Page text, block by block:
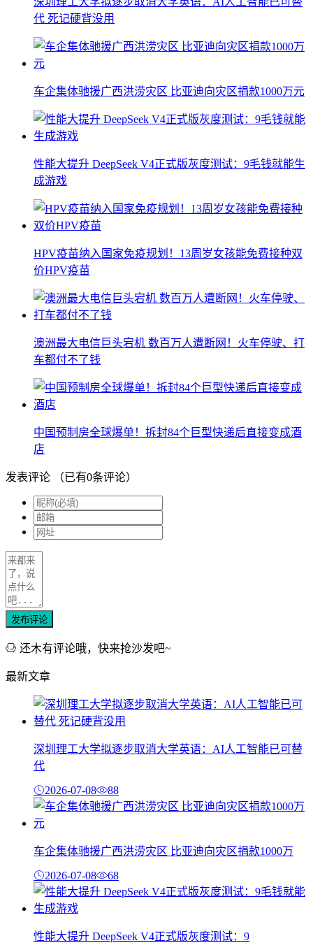
代 死记硬背没用
车企集体驰援广西洪涝灾区 比亚迪向灾区捐款1000万元
性能大提升 DeepSeek V4正式版灰度测试：9毛钱就能生
成游戏
HPV疫苗纳入国家免疫规划！13周岁女孩能免费接种双
价HPV疫苗
澳洲最大电信巨头宕机 数百万人遭断网！火车停驶、打
车都付不了钱
中国预制房全球爆单！拆封84个巨型快递后直接变成酒
店
发表评论 （已有0条评论）
发布评论
还木有评论哦，快来抢沙发吧~
最新文章
深圳理工大学拟逐步取消大学英语：AI人工智能已可替
代
2026-07-08 88
车企集体驰援广西洪涝灾区 比亚迪向灾区捐款1000万
2026-07-08 68
性能大提升 DeepSeek V4正式版灰度测试：9